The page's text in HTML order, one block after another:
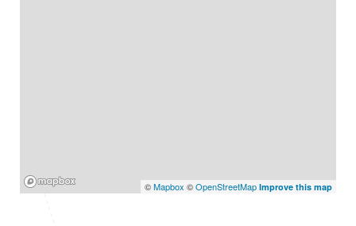
©Mapbox ©OpenStreetMap Improve this map